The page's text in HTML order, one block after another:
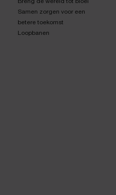
Breng de wereld tot bloei
Samen zorgen voor een
betere toekomst
Loopbanen